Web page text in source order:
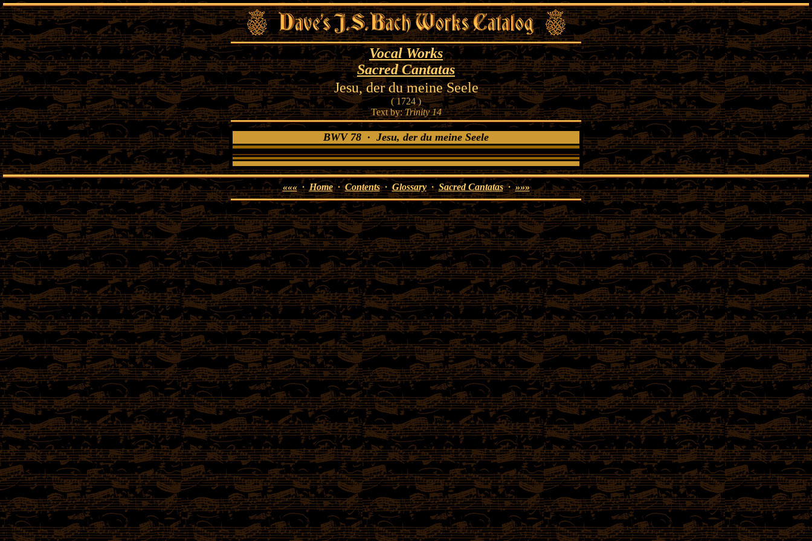
Vocal Works
Sacred Cantatas
Jesu, der du meine Seele
( 1724 )
Text by:Trinity 14
BWV 78 · Jesu, der du meine Seele
«««· Home·Contents·Glossary· Sacred Cantatas·»»»